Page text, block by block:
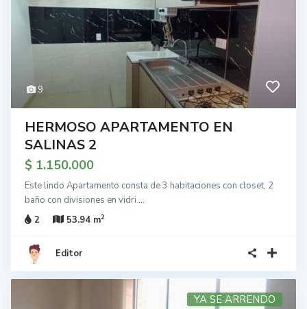
9
HERMOSO APARTAMENTO EN
SALINAS 2
$ 1.150.000
Este lindo Apartamento consta de 3 habitaciones con closet, 2
baño con divisiones en vidri ...
2
53.94 m2
Editor
YA SE ARRENDO